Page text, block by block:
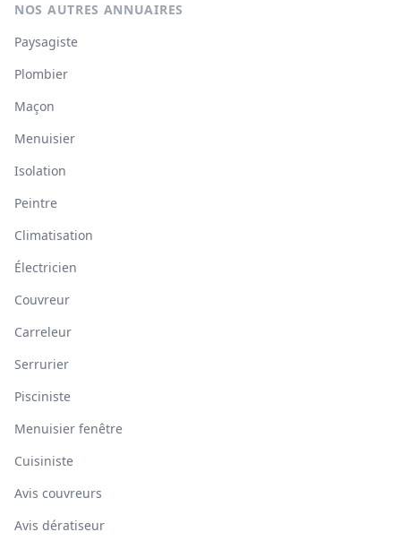
NOS AUTRES ANNUAIRES
Paysagiste
Plombier
Maçon
Menuisier
Isolation
Peintre
Climatisation
Électricien
Couvreur
Carreleur
Serrurier
Pisciniste
Menuisier fenêtre
Cuisiniste
Avis couvreurs
Avis dératiseur